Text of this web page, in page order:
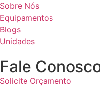
Sobre Nós
Equipamentos
Blogs
Unidades
Fale
Solicite Orçamento